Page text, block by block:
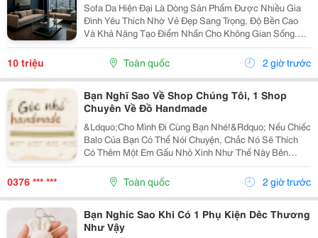
Sofa Da Hiện Đại Là Dòng Sản Phẩm Được Nhiều Gia
Đình Yêu Thích Nhờ Vẻ Đẹp Sang Trọng, Độ Bền Cao
Và Khả Năng Tạo Điểm Nhấn Cho Không Gian Sống.
Với Thiết Kế Tinh Tế Cùng Chất Liệu Da Cao Cấp, Sofa
Không Chỉ Mang Lại Cảm Giác Thoải Mái Mà Còn Thể...
10 triệu Toàn quốc 2 giờ trước
Bạn Nghĩ Sao Về Shop Chúng Tôi, 1 Shop
Chuyên Về Đồ Handmade
&Ldquo;Cho Mình Đi Cùng Bạn Nhé!&Rdquo; Nếu Chiếc
Balo Của Bạn Có Thể Nói Chuyện, Chắc Nó Sẽ Thích
Có Thêm Một Em Gấu Nhỏ Xinh Như Thế Này Bên
Cạnh. Từ Những Buổi Đi Học, Đi Làm, Đi Cà Phê Hay
Những Chuyến Đi Chơi Cuối Tuần, Em Móc Khóa Gấu
Bông...
0376 *** *** Toàn quốc 2 giờ trước
Bạn Nghic Sao Khi Có 1 Phụ Kiện Dêc Thương
Như Vậy